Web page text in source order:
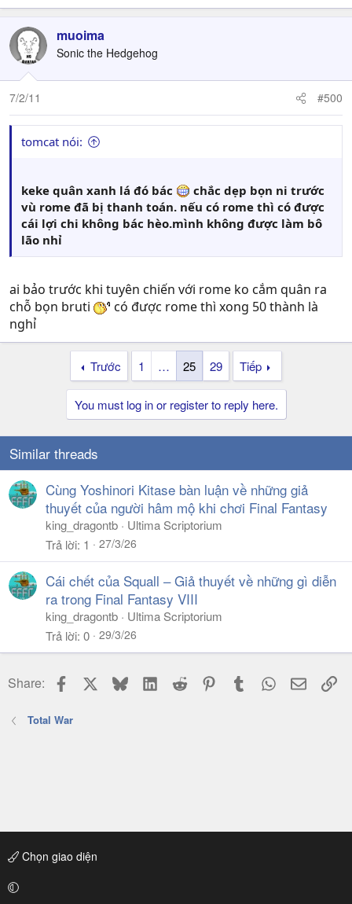
muoima
Sonic the Hedgehog
7/2/11 #500
tomcat nói:
keke quân xanh lá đó bác
chắc dẹp bọn ni trước
vù rome đã bị thanh toán. nếu có rome thì có được
cái lợi chi không bác hèo.mình không được làm bô
lão nhỉ
ai bảo trước khi tuyên chiến với rome ko cắm quân ra
chỗ bọn bruti
có được rome thì xong 50 thành là
nghỉ
Trước 1 … 25 29 Tiếp
You must log in or register to reply here.
Similar threads
Cùng Yoshinori Kitase bàn luận về những giả
thuyết của người hâm mộ khi chơi Final Fantasy
king_dragontb
Ultima Scriptorium
Trả lời 1 27/3/26
Cái chết của Squall – Giả thuyết về những gì diễn
ra trong Final Fantasy VIII
king_dragontb
Ultima Scriptorium
Trả lời 0 29/3/26
Share: Facebook BlueskyLinkedIn
Reddit PinterestTumblr WhatsApp
Email
Total War
Chọn giao diện